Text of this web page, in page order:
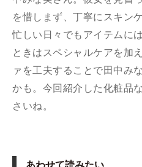
を惜しまず、丁寧にスキン
忙しい日々でもアイテムに
ときはスペシャルケアを加
ァを工夫することで田中み
かも。今回紹介した化粧品
さいね。
あわせて読みたい